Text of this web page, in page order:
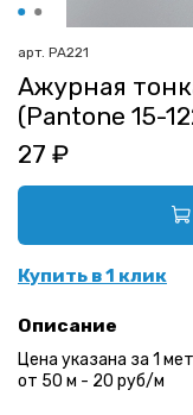
арт. РА221
Ажурная
(Pantone 15-
27 ₽
Купить в 1 клик
Описание
Цена указана за 1
от 50 м - 20 руб/м